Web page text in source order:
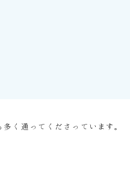
く通ってくださっています。